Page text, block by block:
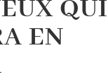
QUI
EN